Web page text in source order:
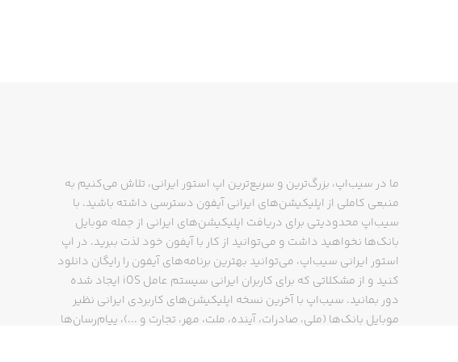
ما در سیب‌اپ، بزرگ‌ترین و سریع‌ترین اپ استور ایرانی، تلاش می‌کنیم به
منبعی کاملی از اپلیکیشن‌های ایرانی آیفون دسترسی داشته باشید. با
سیب‌اپ محدودیتی برای دریافت اپلیکیشن‌های ایرانی از جمله موبایل
بانک‌ها نخواهید داشت و می‌توانید از کار با آیفون خود لذت ببرید. در اپ
استور ایرانی سیب‌اپ، می‌توانید بهترین برنامه‌های آیفون را رایگان دانلود
کنید و از مشکلاتی که برای کاربران ایرانی سیستم عامل iOS ایجاد شده
دور بمانید. سیب‌اپ با آخرین نسخه اپلیکیشن‌های کاربردی ایرانی نظیر
موبایل بانک‌ها (ملی، صادرات، آینده، ملت، مهر، تجارت و ...)، پیام‌رسان‌ها